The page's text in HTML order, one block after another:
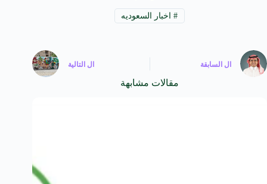
#اخبار السعوديه
ال السابقة ال التالية
مقالات مشابهة